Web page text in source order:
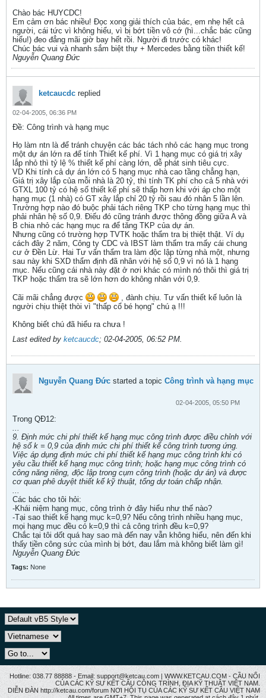
Chào bác HUYCDC!
Em cảm ơn bác nhiều! Đọc xong giải thích của bác, em nhẹ hết cả
người, cái tức vì không hiểu, vì bị bớt tiền vô cớ (hì...chắc bác cũng
hiểu!) đeo đẳng mãi giờ bay hết rồi. Người đi trước có khác!
Chúc bác vui và nhanh sắm biệt thự + Mercedes bằng tiền thiết kế!
Nguyễn Quang Đức
ketcaucdc replied
02-04-2005, 06:36 PM
Ðề: Công trình và hạng mục
Họ làm ntn là để tránh chuyện các bác tách nhỏ các hạng mục trong
một dự án lớn ra để tính Thiết kế phí. Vì 1 hạng mục có giá trị xây
lắp nhỏ thì tỷ lệ % thiết kế phí càng lớn, dễ phát sinh tiêu cực.
VD Khi tính cả dự án lớn có 5 hạng mục nhà cao tầng chẳng hạn,
Giá trị xây lắp của mỗi nhà là 20 tỷ, thì tính TK phí cho cả 5 nhà với
GTXL 100 tỷ có hệ số thiết kế phí sẽ thấp hơn khi với áp cho một
hạng mục (1 nhà) có GT xây lắp chỉ 20 tỷ rồi sau đó nhân 5 lần lên.
Trường hợp nào đó buộc phải tách riêng TKP cho từng hạng mục thì
phải nhân hệ số 0,9. Điếu đó cũng tránh được thông đồng giữa A và
B chia nhỏ các hạng mục ra để tăng TKP của dự án.
Nhưng cũng có trường hợp TVTK hoặc thẩm tra bị thiệt thật. Ví dụ
cách đây 2 năm, Công ty CDC và IBST làm thẩm tra mấy cái chung
cư ở Đền Lừ. Hai Tư vấn thẩm tra làm độc lập từng nhà một, nhưng
sau này khi SXD thẩm định đã nhân với hệ số 0,9 vì nó là 1 hạng
mục. Nếu cũng cái nhà này đặt ở nơi khác có mình nó thôi thì giá trị
TKP hoặc thẩm tra sẽ lớn hơn do không nhân với 0,9.
Cãi mãi chẳng được
, đành chịu. Tư vấn thiết kế luôn là
người chịu thiệt thòi vì "thấp cổ bé họng" chú ạ !!!
Không biết chú đã hiểu ra chưa !
Last edited by ketcaucdc; 02-04-2005, 06:52 PM.
Nguyễn Quang Đức started a topic Công trình và hạng mục
02-04-2005, 05:50 PM
Trong QĐ12:
...
9. Định mức chi phí thiết kế hạng mục công trình được điều chỉnh với
hệ số k = 0,9 của định mức chi phí thiết kế công trình tương ứng.
Việc áp dụng định mức chi phí thiết kế hạng mục công trình khi có
yêu cầu thiết kế hạng mục công trình; hoặc hạng mục công trình có
công năng riêng, độc lập trong cụm công trình (hoặc dự án) và được
cơ quan phê duyệt thiết kế kỹ thuật, tổng dự toán chấp nhận.
...
Các bác cho tôi hỏi:
-Khái niệm hạng mục, công trình ở đây hiểu như thế nào?
-Tại sao thiết kế hạng mục k=0,9? Nếu công trình nhiều hạng mục,
mọi hạng mục đều có k=0,9 thì cả công trình đều k=0,9?
Chắc tại tôi dốt quá hay sao mà đến nay vẫn không hiểu, nên đến khi
thấy tiền công sức của mình bị bớt, đau lắm mà không biết làm gì!
Nguyễn Quang Đức
Tags: None
Hotline: 038.77 88888 - Email: support@ketcau.com | WWW.KETCAU.COM - CẦU NỐI
CỦA CÁC KỸ SƯ KẾT CẤU CÔNG TRÌNH, ĐỊA KỸ THUẬT VIỆT NAM.
DIỄN ĐÀN http://ketcau.com/forum NƠI HỘI TỤ CỦA CÁC KỸ SƯ KẾT CÂU VIỆT NAM